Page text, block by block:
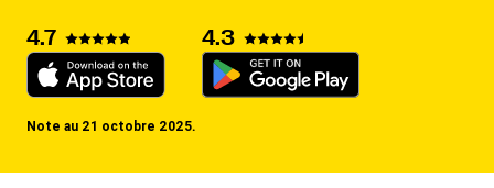
4.7 4.3
Note au 21 octobre 2025.